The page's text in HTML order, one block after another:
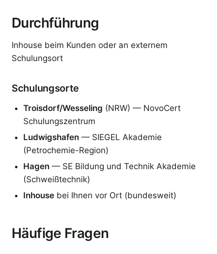
Durchführung
Inhouse beim Kunden oder an externem
Schulungsort
Schulungsorte
Troisdorf/Wesseling (NRW) — NovoCert
Schulungszentrum
Ludwigshafen — SIEGEL Akademie
(Petrochemie-Region)
Hagen — SE Bildung und Technik Akademie
(Schweißtechnik)
Inhouse bei Ihnen vor Ort (bundesweit)
Häufige Fragen